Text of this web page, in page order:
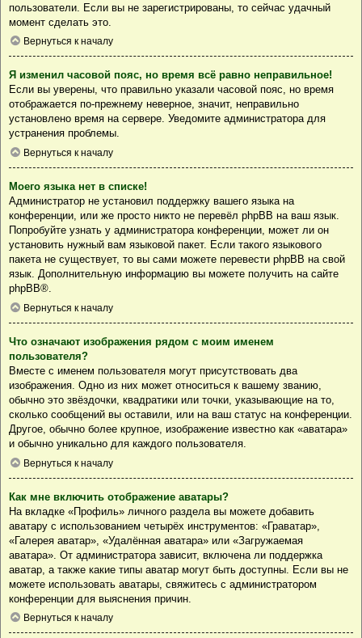
пользователи. Если вы не зарегистрированы, то сейчас удачный
момент сделать это.
Вернуться к началу
Я изменил часовой пояс, но время всё равно неправильное!
Если вы уверены, что правильно указали часовой пояс, но время
отображается по-прежнему неверное, значит, неправильно
установлено время на сервере. Уведомите администратора для
устранения проблемы.
Вернуться к началу
Моего языка нет в списке!
Администратор не установил поддержку вашего языка на
конференции, или же просто никто не перевёл phpBB на ваш язык.
Попробуйте узнать у администратора конференции, может ли он
установить нужный вам языковой пакет. Если такого языкового
пакета не существует, то вы сами можете перевести phpBB на свой
язык. Дополнительную информацию вы можете получить на сайте
phpBB®.
Вернуться к началу
Что означают изображения рядом с моим именем
пользователя?
Вместе с именем пользователя могут присутствовать два
изображения. Одно из них может относиться к вашему званию,
обычно это звёздочки, квадратики или точки, указывающие на то,
сколько сообщений вы оставили, или на ваш статус на конференции.
Другое, обычно более крупное, изображение известно как «аватара»
и обычно уникально для каждого пользователя.
Вернуться к началу
Как мне включить отображение аватары?
На вкладке «Профиль» личного раздела вы можете добавить
аватару с использованием четырёх инструментов: «Граватар»,
«Галерея аватар», «Удалённая аватара» или «Загружаемая
аватара». От администратора зависит, включена ли поддержка
аватар, а также какие типы аватар могут быть доступны. Если вы не
можете использовать аватары, свяжитесь с администратором
конференции для выяснения причин.
Вернуться к началу